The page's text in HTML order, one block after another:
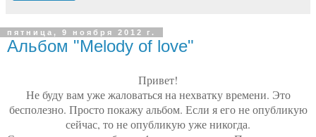
пятница, 9 ноября 2012 г.
Альбом "Melody of love"
Привет!
Не буду вам уже жаловаться на нехватку времени. Это
бесполезно. Просто покажу альбом. Если я его не опубликую
сейчас, то не опубликую уже никогда.